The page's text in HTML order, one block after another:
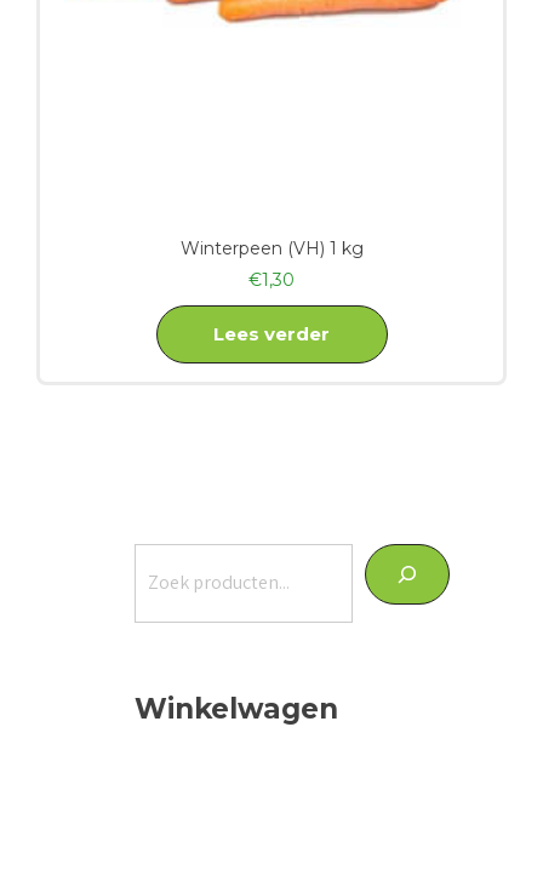
Winterpeen (VH) 1 kg
€1,30
Lees verder
Winkelwagen